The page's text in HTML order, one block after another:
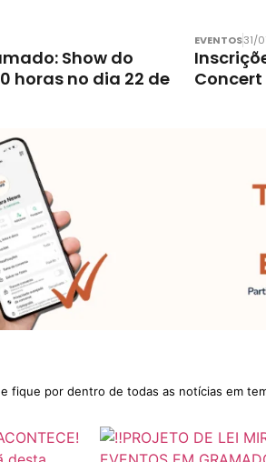
Show do
horas no dia 22 de
EVENTOS31/
Concert
fique por dentro de todas as notícias em